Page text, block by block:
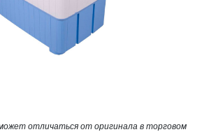
отличаться от оригинала в торговом